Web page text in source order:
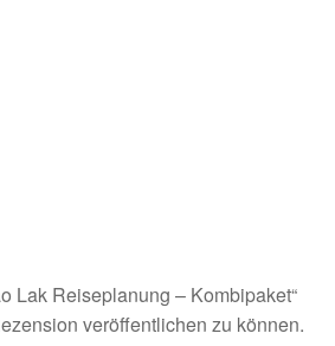
Lak Reiseplanung – Kombipaket“
veröffentlichen zu können.